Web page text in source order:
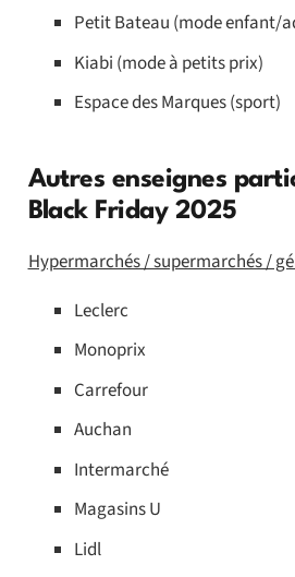
Petit Bateau (mode enfant/
Kiabi (mode à petits prix)
Espace des Marques (sport)
Autres enseignes
Black Friday 2025
Hypermarchés / supermarchés /
Leclerc
Monoprix
Carrefour
Auchan
Intermarché
Magasins U
Lidl